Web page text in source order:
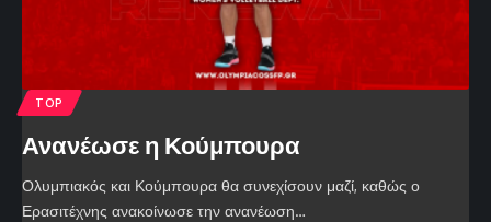
TOP
Ανανέωσε η Κούμπουρα
Ολυμπιακός και Κούμπουρα θα συνεχίσουν μαζί, καθώς ο
Ερασιτέχνης ανακοίνωσε την ανανέωση…